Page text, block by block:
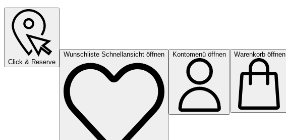
Click & Reserve
Wunschliste Schnellansicht öffnen Kontomenü öffnen Warenkorb öffnen